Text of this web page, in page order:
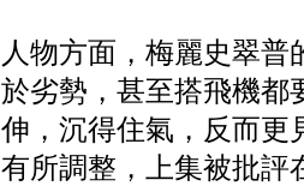
人物方面，梅麗史翠
於劣勢，甚至搭飛機都
伸，沉得住氣，反而更
有所調整，上集被批評